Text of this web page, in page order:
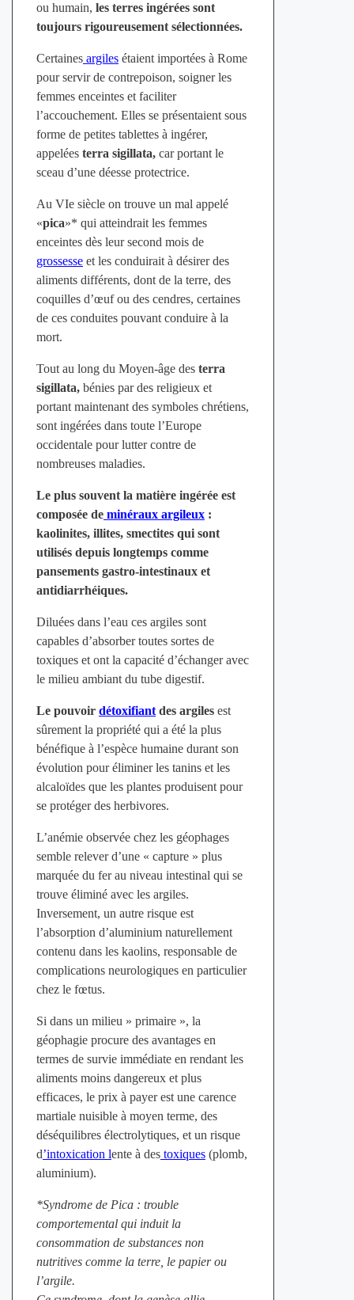
ou humain, les terres ingérées sont
toujours rigoureusement sélectionnées.
Certainesargilesétaient importées à Rome
pour servir de contrepoison, soigner les
femmes enceintes et faciliter
l’accouchement. Elles se présentaient sous
forme de petites tablettes à ingérer,
appeléesterra sigillata,car portant le
sceau d’une déesse protectrice.
Au VIe siècle on trouve un mal appelé
«pica»* qui atteindrait les femmes
enceintes dès leur second mois de
grossesseet les conduirait à désirer des
aliments différents, dont de la terre, des
coquilles d’œuf ou des cendres, certaines
de ces conduites pouvant conduire à la
mort.
Tout au long du Moyen-âge des terra
sigillata,bénies par des religieux et
portant maintenant des symboles chrétiens,
sont ingérées dans toute l’Europe
occidentale pour lutter contre de
nombreuses maladies.
Le plus souvent la matière ingérée est
composée deminéraux argileux:
kaolinites, illites, smectites qui sont
utilisés depuis longtemps comme
pansements gastro-intestinaux et
antidiarrhéiques.
Diluées dans l’eau ces argiles sont
capables d’absorber toutes sortes de
toxiques et ont la capacité d’échanger avec
le milieu ambiant du tube digestif.
Le pouvoir détoxifiantdes argilesest
sûrement la propriété qui a été la plus
bénéfique à l’espèce humaine durant son
évolution pour éliminer les tanins et les
alcaloïdes que les plantes produisent pour
se protéger des herbivores.
L’anémie observée chez les géophages
semble relever d’une « capture » plus
marquée du fer au niveau intestinal qui se
trouve éliminé avec les argiles.
Inversement, un autre risque est
l’absorption d’aluminium naturellement
contenu dans les kaolins, responsable de
complications neurologiques en particulier
chez le fœtus.
Si dans un milieu » primaire », la
géophagie procure des avantages en
termes de survie immédiate en rendant les
aliments moins dangereux et plus
efficaces, le prix à payer est une carence
martiale nuisible à moyen terme, des
déséquilibres électrolytiques, et un risque
d’intoxication lente à destoxiques(plomb,
aluminium).
*Syndrome de Pica : trouble
comportemental qui induit la
consommation de substances non
nutritives comme la terre, le papier ou
l’argile.